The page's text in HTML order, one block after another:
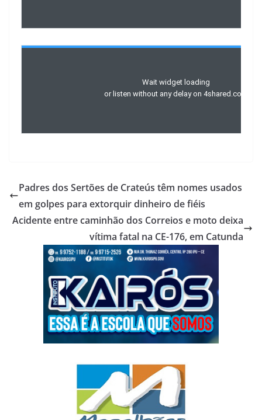
Padres dos Sertões de Crateús têm nomes usados
em golpes para extorquir dinheiro de fiéis
Acidente entre caminhão dos Correios e moto deixa
vítima fatal na CE-176, em Catunda